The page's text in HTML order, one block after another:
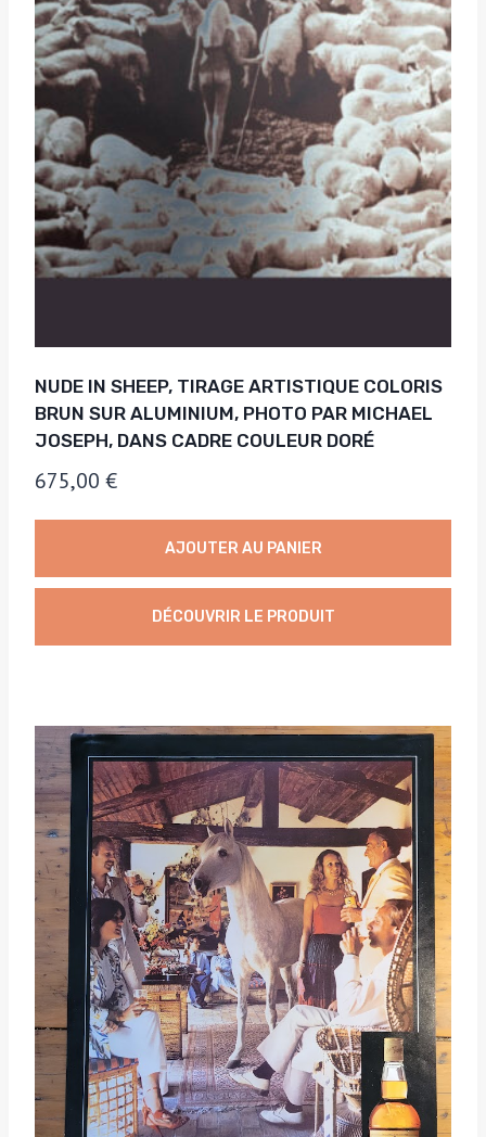
NUDE IN SHEEP, TIRAGE ARTISTIQUE COLORIS
BRUN SUR ALUMINIUM, PHOTO PAR MICHAEL
JOSEPH, DANS CADRE COULEUR DORÉ
675,00 €
AJOUTER AU PANIER
DÉCOUVRIR LE PRODUIT